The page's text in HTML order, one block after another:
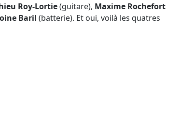
Roy-Lortie(guitare), Maxime Rochefort
Baril (batterie). Et oui, voilà les quatres